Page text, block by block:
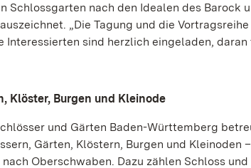
Schlossgarten nach den Idealen des Barock
„Die Tagung und die
Interessierten sind herzlich eingeladen,
Klöster, Burgen und Kleinode
und Gärten Baden-Württemberg
Gärten, Klöstern, Burgen und Kleinoden
Oberschwaben. Dazu zählen Schloss